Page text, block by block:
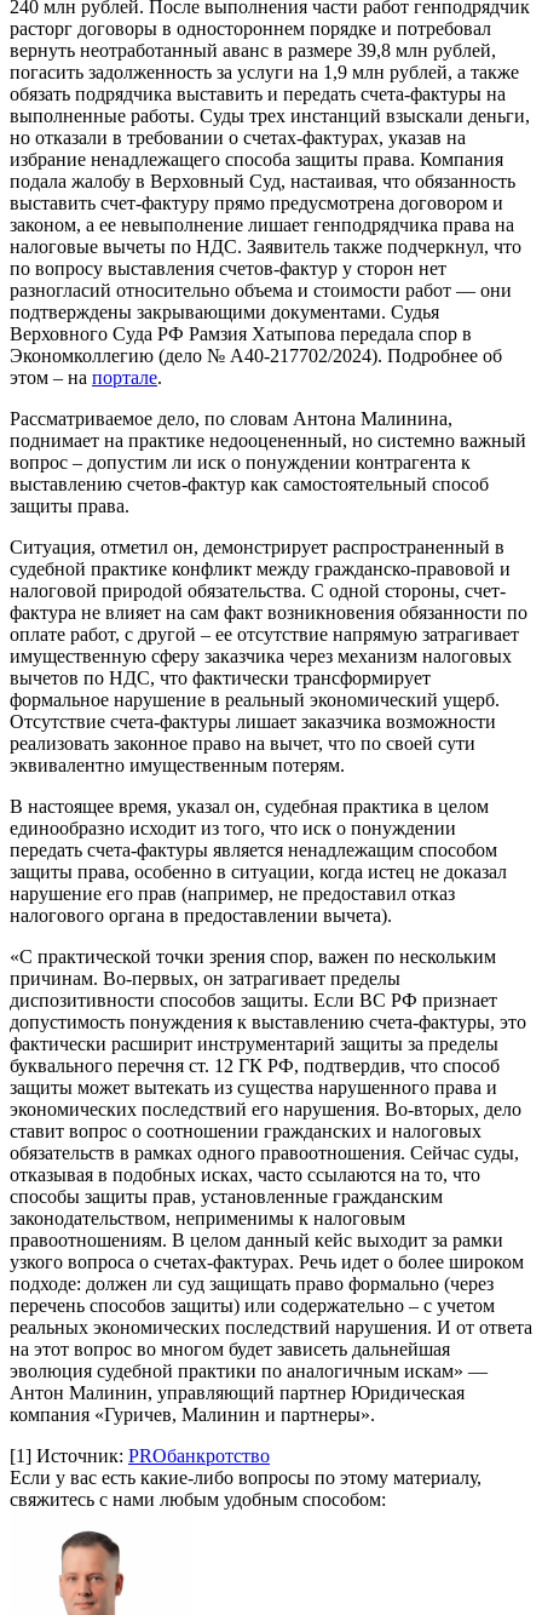
240 млн рублей. После выполнения части работ генподрядчик
расторг договоры в одностороннем порядке и потребовал
вернуть неотработанный аванс в размере 39,8 млн рублей,
погасить задолженность за услуги на 1,9 млн рублей, а также
обязать подрядчика выставить и передать счета-фактуры на
выполненные работы. Суды трех инстанций взыскали деньги,
но отказали в требовании о счетах-фактурах, указав на
избрание ненадлежащего способа защиты права. Компания
подала жалобу в Верховный Суд, настаивая, что обязанность
выставить счет-фактуру прямо предусмотрена договором и
законом, а ее невыполнение лишает генподрядчика права на
налоговые вычеты по НДС. Заявитель также подчеркнул, что
по вопросу выставления счетов-фактур у сторон нет
разногласий относительно объема и стоимости работ — они
подтверждены закрывающими документами. Судья
Верховного Суда РФ Рамзия Хатыпова передала спор в
Экономколлегию (дело № А40-217702/2024). Подробнее об
этом – на портале.
Рассматриваемое дело, по словам Антона Малинина,
поднимает на практике недооцененный, но системно важный
вопрос – допустим ли иск о понуждении контрагента к
выставлению счетов-фактур как самостоятельный способ
защиты права.
Ситуация, отметил он, демонстрирует распространенный в
судебной практике конфликт между гражданско-правовой и
налоговой природой обязательства. С одной стороны, счет-
фактура не влияет на сам факт возникновения обязанности по
оплате работ, с другой – ее отсутствие напрямую затрагивает
имущественную сферу заказчика через механизм налоговых
вычетов по НДС, что фактически трансформирует
формальное нарушение в реальный экономический ущерб.
Отсутствие счета-фактуры лишает заказчика возможности
реализовать законное право на вычет, что по своей сути
эквивалентно имущественным потерям.
В настоящее время, указал он, судебная практика в целом
единообразно исходит из того, что иск о понуждении
передать счета-фактуры является ненадлежащим способом
защиты права, особенно в ситуации, когда истец не доказал
нарушение его прав (например, не предоставил отказ
налогового органа в предоставлении вычета).
«С практической точки зрения спор, важен по нескольким
причинам. Во-первых, он затрагивает пределы
диспозитивности способов защиты. Если ВС РФ признает
допустимость понуждения к выставлению счета-фактуры, это
фактически расширит инструментарий защиты за пределы
буквального перечня ст. 12 ГК РФ, подтвердив, что способ
защиты может вытекать из существа нарушенного права и
экономических последствий его нарушения. Во-вторых, дело
ставит вопрос о соотношении гражданских и налоговых
обязательств в рамках одного правоотношения. Сейчас суды,
отказывая в подобных исках, часто ссылаются на то, что
способы защиты прав, установленные гражданским
законодательством, неприменимы к налоговым
правоотношениям. В целом данный кейс выходит за рамки
узкого вопроса о счетах-фактурах. Речь идет о более широком
подходе: должен ли суд защищать право формально (через
перечень способов защиты) или содержательно – с учетом
реальных экономических последствий нарушения. И от ответа
на этот вопрос во многом будет зависеть дальнейшая
эволюция судебной практики по аналогичным искам» —
Антон Малинин, управляющий партнер Юридическая
компания «Гуричев, Малинин и партнеры».
[1] Источник: PROбанкротство
Если у вас есть какие-либо вопросы по этому материалу,
свяжитесь с нами любым удобным способом: